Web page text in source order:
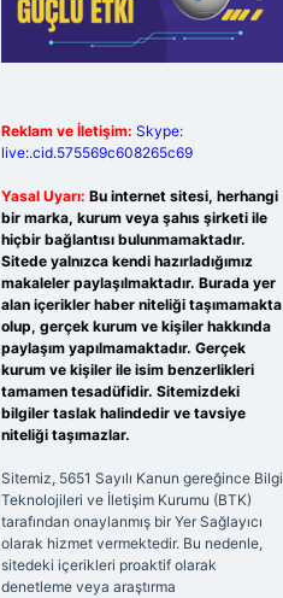
Reklam ve İletişim: Skype:
live:.cid.575569c608265c69
Yasal Uyarı: Bu internet sitesi, herhangi
bir marka, kurum veya şahıs şirketi ile
hiçbir bağlantısı bulunmamaktadır.
Sitede yalnızca kendi hazırladığımız
makaleler paylaşılmaktadır. Burada yer
alan içerikler haber niteliği taşımamakta
olup, gerçek kurum ve kişiler hakkında
paylaşım yapılmamaktadır. Gerçek
kurum ve kişiler ile isim benzerlikleri
tamamen tesadüfidir. Sitemizdeki
bilgiler taslak halindedir ve tavsiye
niteliği taşımazlar.
Sitemiz, 5651 Sayılı Kanun gereğince Bilgi
Teknolojileri ve İletişim Kurumu (BTK)
tarafından onaylanmış bir Yer Sağlayıcı
olarak hizmet vermektedir. Bu nedenle,
sitedeki içerikleri proaktif olarak
denetleme veya araştırma